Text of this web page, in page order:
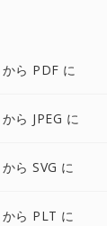
ら PDF に
ら JPEG に
ら SVG に
ら PLT に